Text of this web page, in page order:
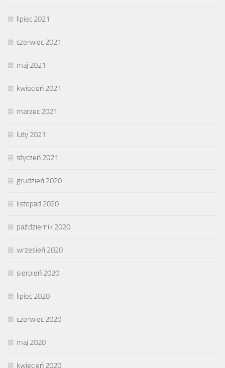
lipiec 2021
czerwiec 2021
maj 2021
kwiecień 2021
marzec 2021
luty 2021
styczeń 2021
grudzień 2020
listopad 2020
październik 2020
wrzesień 2020
sierpień 2020
lipiec 2020
czerwiec 2020
maj 2020
kwiecień 2020